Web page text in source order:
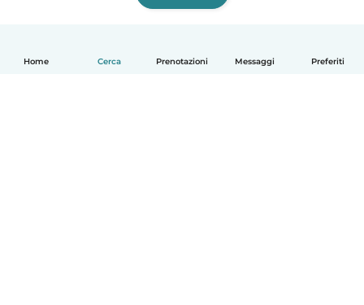
Home Cerca Prenotazioni Messaggi Preferiti